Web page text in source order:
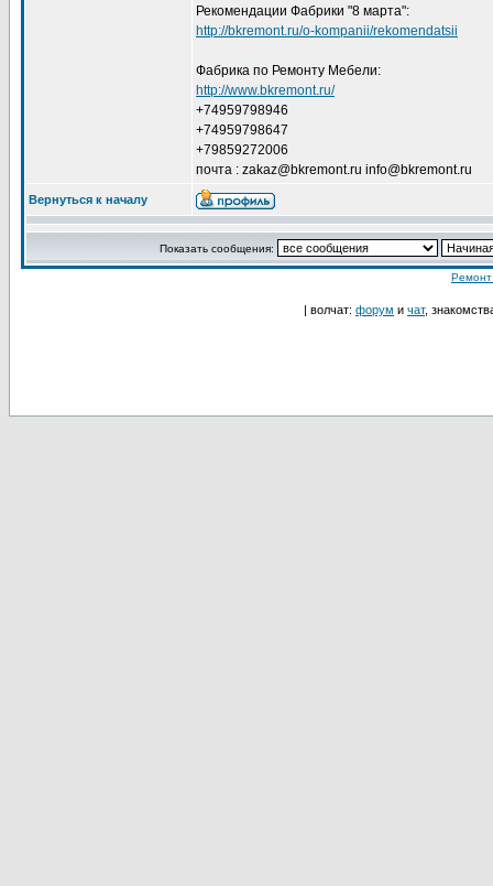
Рекомендации Фабрики "8 марта":
http://bkremont.ru/o-kompanii/rekomendatsii
Фабрика по Ремонту Мебели:
http://www.bkremont.ru/
+74959798946
+74959798647
+79859272006
почта : zakaz@bkremont.ru info@bkremont.ru
Вернуться к началу
Показать сообщения:
Ремонт
| волчат: форум и чат,